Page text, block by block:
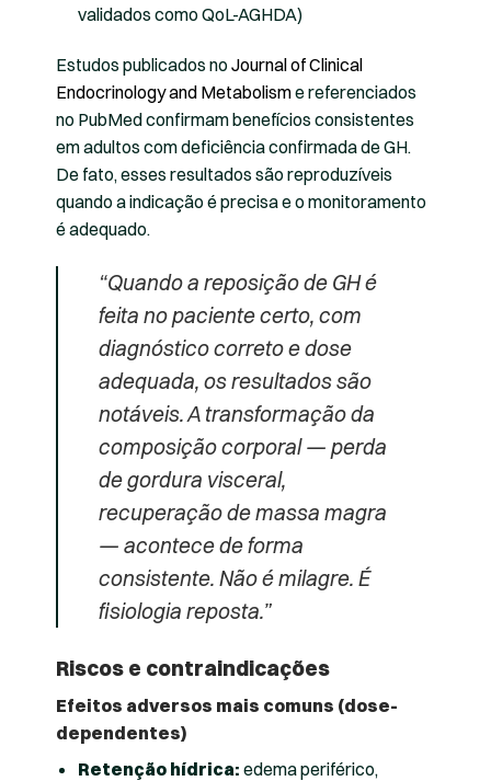
validados como QoL-AGHDA)
Estudos publicados no Journal of Clinical
Endocrinology and Metabolisme referenciados
no PubMed confirmam benefícios consistentes
em adultos com deficiência confirmada de GH.
De fato, esses resultados são reproduzíveis
quando a indicação é precisa e o monitoramento
é adequado.
“Quando a reposição de GH é
feita no paciente certo, com
diagnóstico correto e dose
adequada, os resultados são
notáveis. A transformação da
composição corporal — perda
de gordura visceral,
recuperação de massa magra
— acontece de forma
consistente. Não é milagre. É
fisiologia reposta.”
Riscos e contraindicações
Efeitos adversos mais comuns (dose-
dependentes)
Retenção hídrica: edema periférico,